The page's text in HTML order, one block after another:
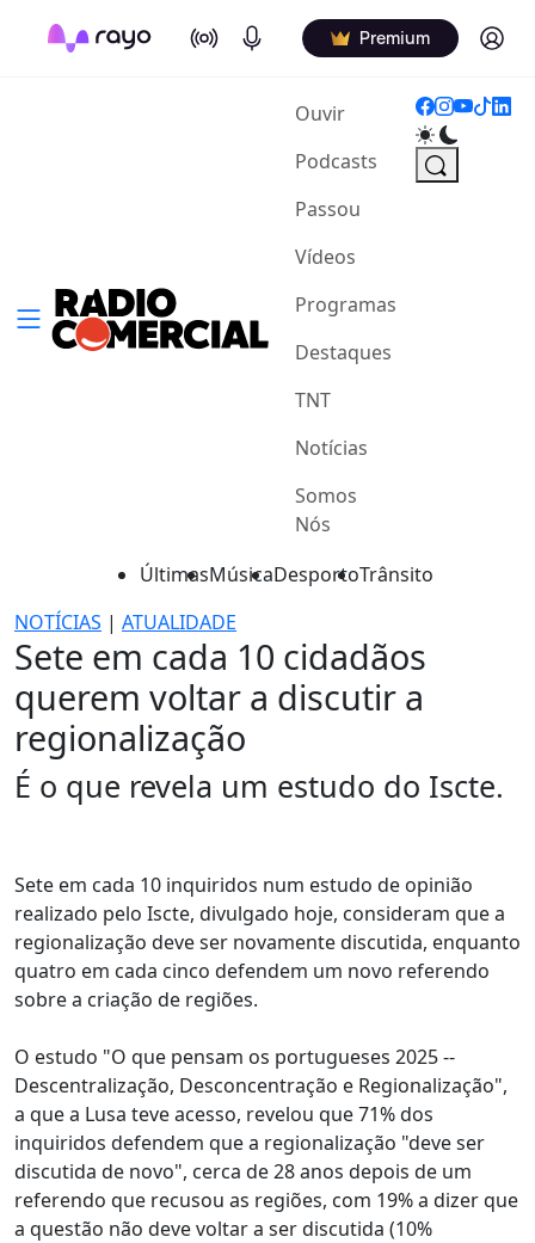
On Air Podcasts Premium Log in
Ouvir(current)
Podcasts
Passou
Vídeos
Programas
Destaques
TNT
Notícias
Somos
Nós
ÚltimasMúsicaDesportoTrânsito
NOTÍCIAS | ATUALIDADE
Sete em cada 10 cidadãos
querem voltar a discutir a
regionalização
É o que revela um estudo do Iscte.
Sete em cada 10 inquiridos num estudo de opinião
realizado pelo Iscte, divulgado hoje, consideram que a
regionalização deve ser novamente discutida, enquanto
quatro em cada cinco defendem um novo referendo
sobre a criação de regiões.
O estudo "O que pensam os portugueses 2025 --
Descentralização, Desconcentração e Regionalização",
a que a Lusa teve acesso, revelou que 71% dos
inquiridos defendem que a regionalização "deve ser
discutida de novo", cerca de 28 anos depois de um
referendo que recusou as regiões, com 19% a dizer que
a questão não deve voltar a ser discutida (10%